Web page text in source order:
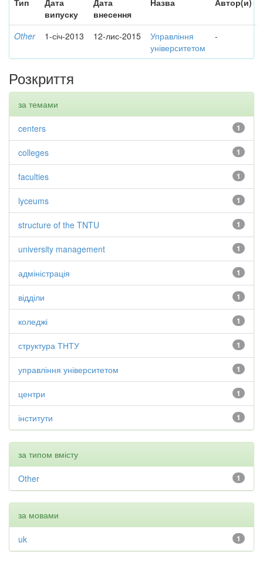
Тип
Дата
випуску
Дата
внесення
Назва Автор(и)
Other 1-січ-2013 12-лис-2015
Управління
університетом
-
Розкриття
за темами
1
centers
1
colleges
1
faculties
1
lyceums
1
structure of the TNTU
1
university management
1
адміністрація
1
відділи
1
коледжі
1
структура ТНТУ
1
управління університетом
1
центри
1
інститути
за типом вмісту
1
Other
за мовами
1
uk